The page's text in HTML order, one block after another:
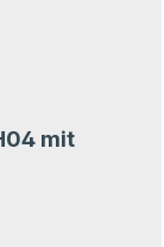
mit